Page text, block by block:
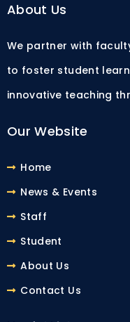
About Us
We partner with
to foster student
innovative teaching
Our Website
Home
News & Events
Staff
Student
About Us
Contact Us